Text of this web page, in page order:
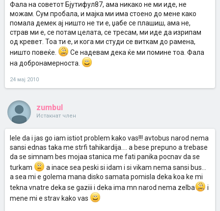
Фала на советот Бјутифул87, ама никако не ми иде, не
можам. Сум пробала, и мајка ми има стоено до мене како
помала демек ај ништо не ти е, џабе се плашиш, ама не,
страв ми е, се потам целата, се тресам, ми иде да изрипам
од кревет. Тоа ти е, и кога ми студи се виткам до рамена,
ништо повеќе.
Се надевам дека ќе ми помине тоа. Фала
на добронамерноста.
24 мај 2010
zumbul
Истакнат член
lele da i jas go iam istiot problem kako vas!!! avtobus narod nema
sansi ednas taka me strfi tahikardija.... a bese prepuno a trebase
da se simnam bes mojaa stanica me fati panika pocnav da se
turkam
a inace sea peski si idam i si vikam nema sansi bus...
a sea mi e golema mana disko samata pomisla deka koa ke mi
tekna vnatre deka se gaziii i deka ima mn narod nema zelba
i
mene mi e strav kako vas